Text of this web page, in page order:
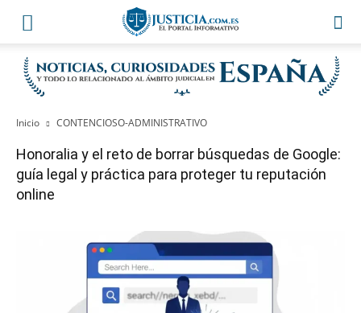
Inicio CONTENCIOSO-ADMINISTRATIVO
Honoralia y el reto de borrar búsquedas de Google:
guía legal y práctica para proteger tu reputación
online